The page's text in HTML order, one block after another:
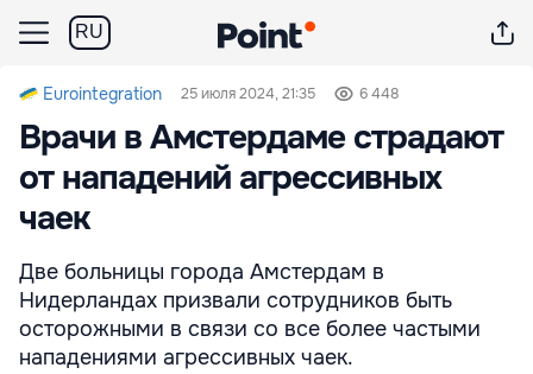
RU
Eurointegration 25 июля 2024, 21:35 6 448
Врачи в Амстердаме страдают
от нападений агрессивных
чаек
Две больницы города Амстердам в
Нидерландах призвали сотрудников быть
осторожными в связи со все более частыми
нападениями агрессивных чаек.